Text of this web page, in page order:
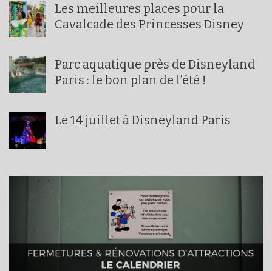
Les meilleures places pour la
Cavalcade des Princesses Disney
Parc aquatique près de Disneyland
Paris : le bon plan de l’été !
Le 14 juillet à Disneyland Paris